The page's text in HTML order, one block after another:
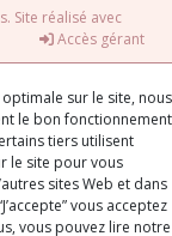
Site réalisé avec
Accès gérant
sur le site, nous
le bon fonctionnement
tiers utilisent
le site pour vous
sites Web et dans
vous acceptez
vous pouvez lire notre